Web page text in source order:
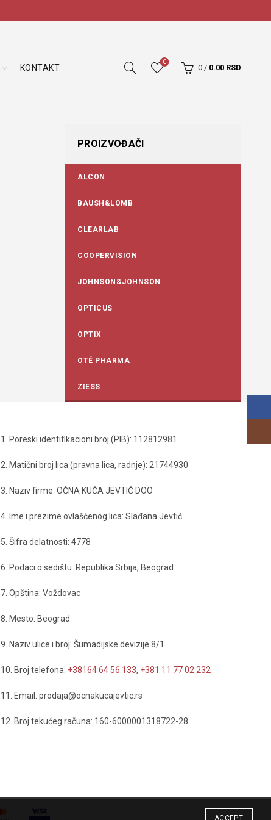
KONTAKT
0
0 / 0.00 RSD
PROIZVOĐAČI
ALCON
BAUSH&LOMB
CLEARLAB
COOPERVISION
JOHNSON&JOHNSON
OPTICUS
OPTIX
OTÉ PHARMA
ZIESS
1. Poreski identifikacioni broj (PIB): 112812981
2. Matični broj lica (pravna lica, radnje): 21744930
3. Naziv firme: OČNA KUĆA JEVTIĆ DOO
4. Ime i prezime ovlašćenog lica: Slađana Jevtić
5. Šifra delatnosti: 4778
6. Podaci o sedištu: Republika Srbija, Beograd
7. Opština: Voždovac
8. Mesto: Beograd
9. Naziv ulice i broj: Šumadijske devizije 8/1
10. Broj telefona: +38164 64 56 133, +381 11 77 02 232
11. Email: prodaja@ocnakucajevtic.rs
12. Broj tekućeg računa: 160-6000001318722-28
ACCEPT